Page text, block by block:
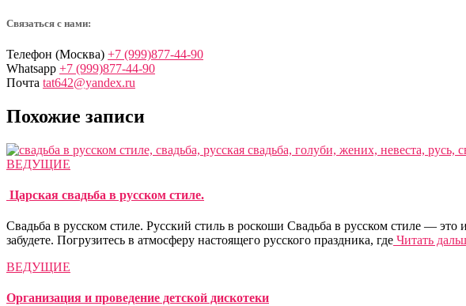
Связаться с нами:
Телефон (Москва) +7 (999)877-44-90
Whatsapp +7 (999)877-44-90
Почта tat642@yandex.ru
Похожие записи
ВЕДУЩИЕ
Царская свадьба в русском стиле.
Свадьба в русском стиле. Русский стиль в роскоши Cвадьба в русском стиле —
забудете. Погрузитесь в атмосферу настоящего русского праздника, где Читать
ВЕДУЩИЕ
Организация и проведение детской дискотеки